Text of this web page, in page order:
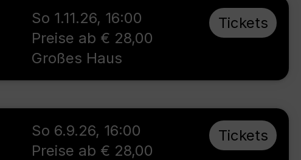
So 1.11.26, 16:00
Preise ab € 28,00
Großes Haus
Tickets
So 6.9.26, 16:00
Preise ab € 28,00
Tickets